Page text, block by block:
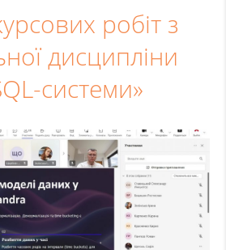
робіт з
дисципліни
системи»